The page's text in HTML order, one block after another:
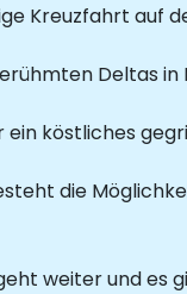
Kreuzfahrt auf
Deltas in
ein köstliches
die
weiter und es